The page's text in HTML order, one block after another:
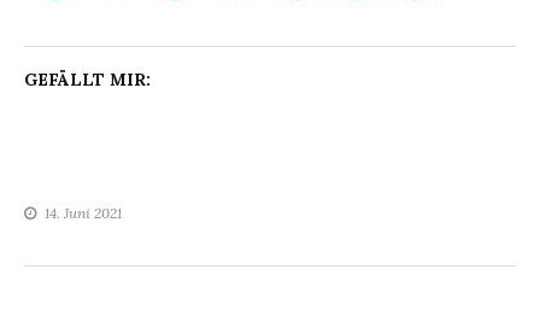
GEFÄLLT MIR:
14. Juni 2021